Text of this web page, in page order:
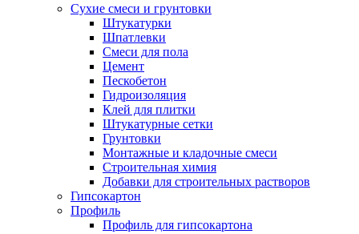
Сухие смеси и грунтовки
Штукатурки
Шпатлевки
Смеси для пола
Цемент
Пескобетон
Гидроизоляция
Клей для плитки
Штукатурные сетки
Грунтовки
Монтажные и кладочные смеси
Строительная химия
Добавки для строительных растворов
Гипсокартон
Профиль
Профиль для гипсокартона